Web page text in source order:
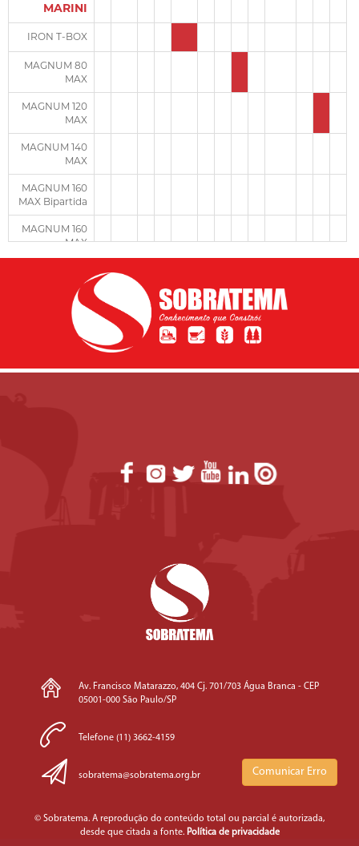
MARINI
IRON T-BOX
MAGNUM 80
MAX
MAGNUM 120
MAX
MAGNUM 140
MAX
MAGNUM 160
MAX Bipartida
MAGNUM 160
MAX
CARBON T-
BOX 160
X PRESS
CIBER
CONTÍNUA
iNOVA 1502
USINA DE
ASFALTO
CONTÍNUA
iNOVA 2000
Usina Asfalto
Av. Francisco Matarazzo, 404 Cj. 701/703 Água Branca - CEP
05001-000 São Paulo/SP
Telefone (11) 3662-4159
sobratema@sobratema.org.br Comunicar Erro
© Sobratema. A reprodução do conteúdo total ou parcial é autorizada,
desde que citada a fonte. Política de privacidade